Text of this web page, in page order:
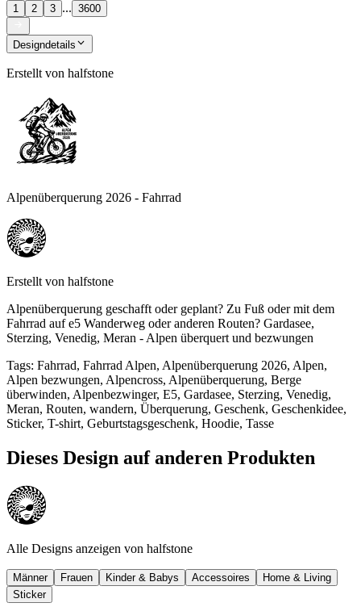
1 2 3 ... 3600
Designdetails
Erstellt von halfstone
Alpenüberquerung 2026 - Fahrrad
Erstellt von halfstone
Alpenüberquerung geschafft oder geplant? Zu Fuß oder mit dem
Fahrrad auf e5 Wanderweg oder anderen Routen? Gardasee,
Sterzing, Venedig, Meran - Alpen überquert und bezwungen
Tags: Fahrrad, Fahrrad Alpen, Alpenüberquerung 2026, Alpen,
Alpen bezwungen, Alpencross, Alpenüberquerung, Berge
überwinden, Alpenbezwinger, E5, Gardasee, Sterzing, Venedig,
Meran, Routen, wandern, Überquerung, Geschenk, Geschenkidee,
Sticker, T-shirt, Geburtstagsgeschenk, Hoodie, Tasse
Dieses Design auf anderen Produkten
Alle Designs anzeigen von halfstone
Männer Frauen Kinder & Babys Accessoires
Home & Living
Sticker